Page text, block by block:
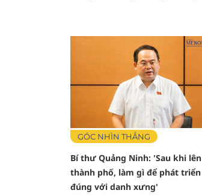
GÓC NHÌN THẲNG
Bí thư Quảng Ninh: 'Sau khi lên
thành phố, làm gì để phát triển
đúng với danh xưng'